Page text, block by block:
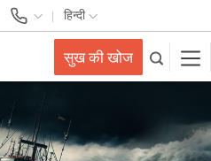
हिन्दी
सुख की खोज